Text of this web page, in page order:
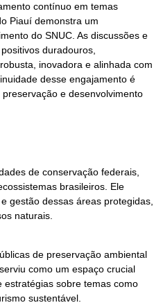
contínuo em temas
Piauí demonstra um
do SNUC. As discussões e
duradouros,
inovadora e alinhada com
desse engajamento é
e desenvolvimento
de conservação federais,
brasileiros. Ele
gestão dessas áreas protegidas,
naturais.
de preservação ambiental
como um espaço crucial
estratégias sobre temas como
sustentável.